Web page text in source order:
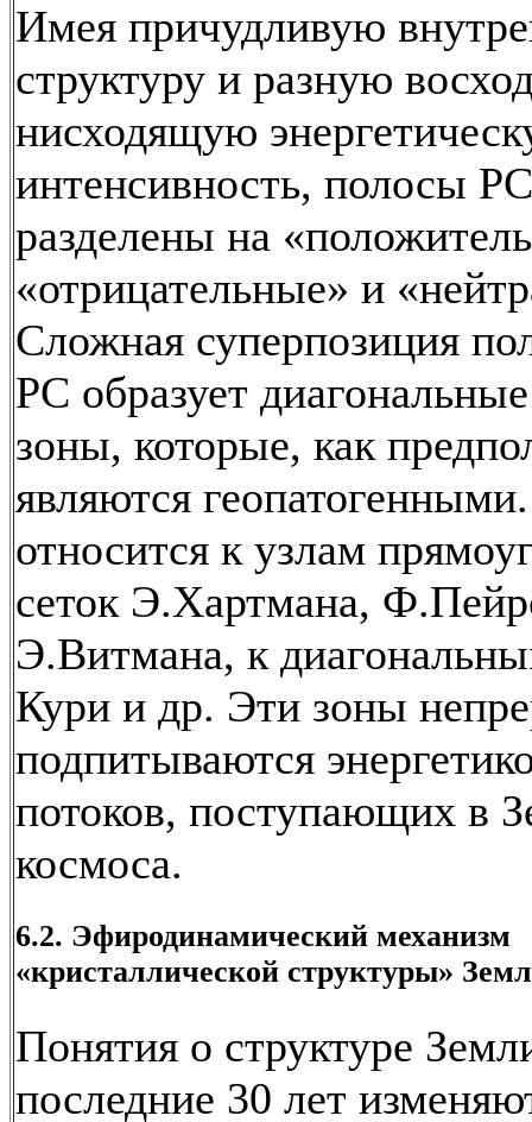
Имея причудливую
структуру и разную
нисходящую
интенсивность, полосы
разделены на
«отрицательные» и
Сложная суперпозиция
РС образует
зоны, которые, как
являются
относится к узлам
сеток Э.Хартмана,
Э.Витмана, к
Кури и др. Эти зоны
подпитываются
потоков, поступающих в
космоса.
6.2. Эфиродинамический механизм
«кристаллической структуры»
Понятия о структуре
последние 30 лет